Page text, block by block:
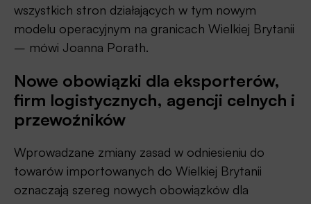
wszystkich stron działających w tym nowym
modelu operacyjnym na granicach Wielkiej Brytanii
– mówi Joanna Porath.
Nowe obowiązki dla eksporterów,
firm logistycznych, agencji celnych i
przewoźników
Wprowadzane zmiany zasad w odniesieniu do
towarów importowanych do Wielkiej Brytanii
oznaczają szereg nowych obowiązków dla